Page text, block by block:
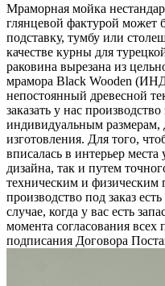
Мраморная мойка
глянцевой фактурой может
подставку, тумбу или
качестве курны для
раковина вырезана из
мрамора Black Wooden
непостоянный древесной
заказать у нас
индивидуальным размерам,
изготовления. Для того,
вписалась в интерьер
дизайна, так и путем
техническим и физическим
производство под заказ
случае, когда у вас есть
момента согласования всех
подписания Договора